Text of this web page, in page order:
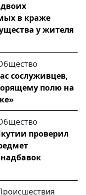
в краже
у жителя
сослуживцев,
полю на
проверил